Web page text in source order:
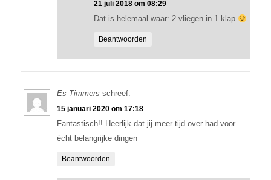
21 juli 2018 om 08:29
Dat is helemaal waar: 2 vliegen in 1 klap
Beantwoorden
Es Timmers schreef:
15 januari 2020 om 17:18
Fantastisch!! Heerlijk dat jij meer tijd over had voor
écht belangrijke dingen
Beantwoorden